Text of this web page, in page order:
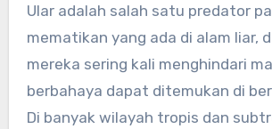
Ular adalah salah satu predator
mematikan yang ada di alam liar,
mereka sering kali menghindari
berbahaya dapat ditemukan di
Di banyak wilayah tropis dan